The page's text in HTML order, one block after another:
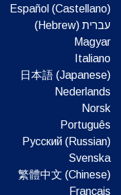
Español (Castellano)
עברית (Hebrew)‏
Magyar
Italiano
日本語 (Japanese)
Nederlands
Norsk
Português
Русский (Russian)
Svenska
繁體中文 (Chinese)
Français